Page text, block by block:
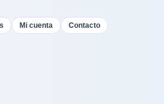
Mi cuenta Contacto